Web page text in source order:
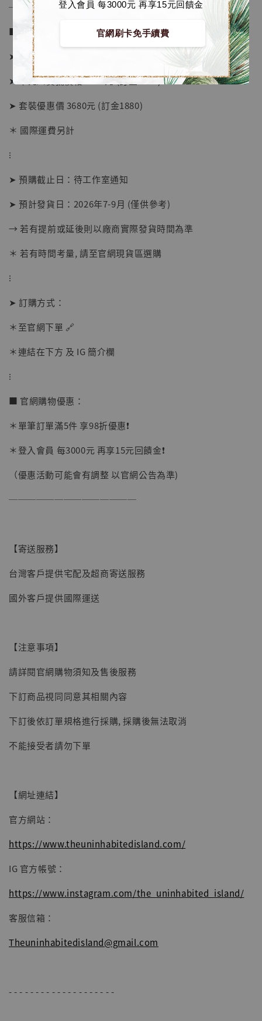
登入會員 每3000元 再享15元回饋金
官網刷卡免手續費
【店內現貨】海賊王 系列蒐藏雕像 布魯克達
NT$ 4,980
NT$ 5,300
──────────────
■ 販售資訊：
➤ 不死川玄彌價格 1980元 (訂金1080)
➤ 不死川實彌價格 1980元 (訂金1080)
➤ 套裝優惠價 3680元 (訂金1880)
＊ 國際運費另計
⁝
➤ 預購截止日：待工作室通知
➤ 預計發貨日：2026年7-9月 (僅供參考)
→ 若有提前或延後則以廠商實際發貨時間為準
＊ 若有時間考量, 請至官網現貨區選購
⁝
➤ 訂購方式：
＊至官網下單 🔗
＊連結在下方 及 IG 簡介欄
⁝
■ 官網購物優惠：
＊單筆訂單滿5件 享98折優惠❗️
＊登入會員 每3000元 再享15元回饋金❗️
（優惠活動可能會有調整 以官網公告為準)
──────────────
【寄送服務】
台灣客戶提供宅配及超商寄送服務
國外客戶提供國際運送
【注意事項】
請詳閱官網購物須知及售後服務
下訂商品視同同意其相關內容
下訂後依訂單規格進行採購, 採購後無法取消
不能接受者請勿下單
【網址連結】
官方網站：
https://www.theuninhabitedisland.com/
IG 官方帳號：
https://www.instagram.com/the_uninhabited_island/
客服信箱：
Theuninhabitedisland@gmail.com
- - - - - - - - - - - - - - - - - - - -